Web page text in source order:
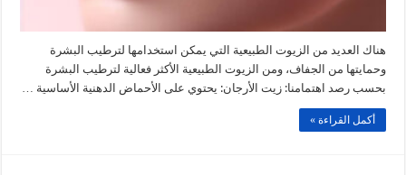
هناك العديد من الزيوت الطبيعية التي يمكن استخدامها لترطيب البشرة
وحمايتها من الجفاف، ومن الزيوت الطبيعية الأكثر فعالية لترطيب البشرة
بحسب رصد اهتمامنا: زيت الأرجان: يحتوي على الأحماض الدهنية الأساسية …
أكمل القراءة »